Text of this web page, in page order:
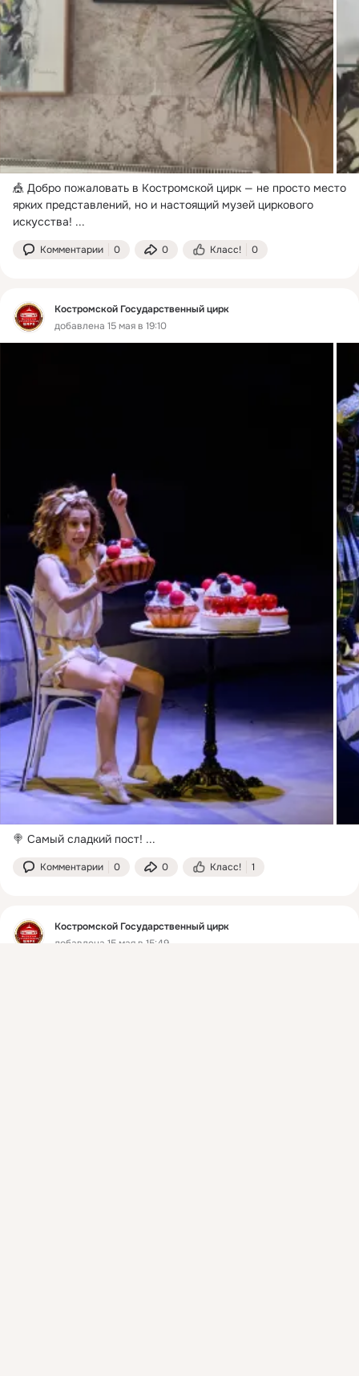
🎪 Добро пожаловать в Костромской цирк — не просто место
ярких представлений, но и настоящий музей циркового
искусства! ...
Комментарии 0 0 Класс! 0
Костромской Государственный цирк
добавлена 15 мая в 19:10
🍭 Самый сладкий пост! ...
Комментарии 0 0 Класс! 1
Костромской Государственный цирк
добавлена 15 мая в 15:49